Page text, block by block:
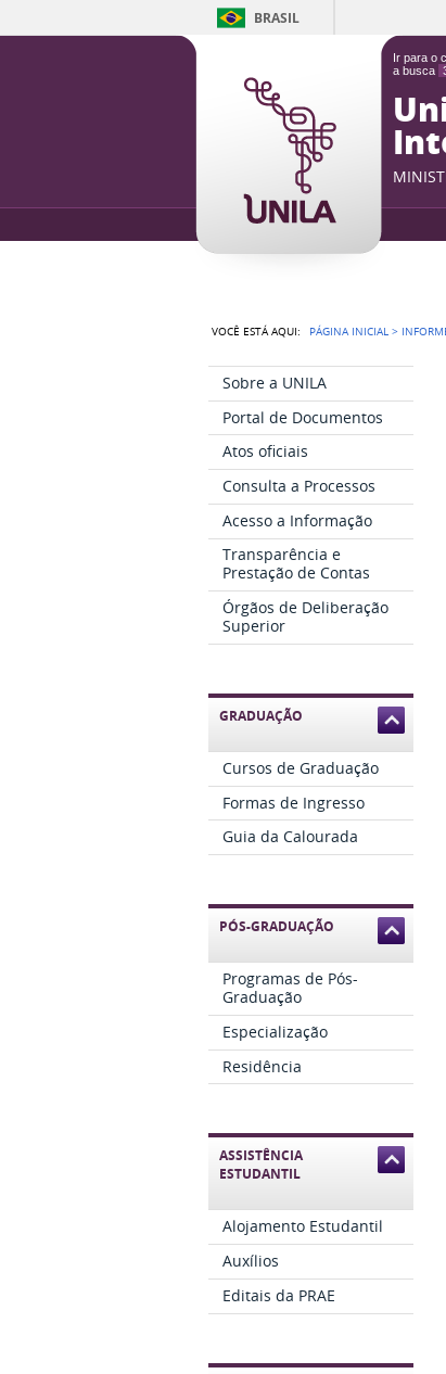
Ir para o
a busca
BRASIL
VOCÊ ESTÁ AQUI: PÁGINA INICIAL >
Sobre a UNILA
Portal de Documentos
Atos oficiais
Consulta a Processos
Acesso a Informação
Transparência e
Prestação de Contas
Órgãos de Deliberação
Superior
GRADUAÇÃO
Cursos de Graduação
Formas de Ingresso
Guia da Calourada
PÓS-GRADUAÇÃO
Programas de Pós-
Graduação
Especialização
Residência
ASSISTÊNCIA
ESTUDANTIL
Alojamento Estudantil
Auxílios
Editais da PRAE